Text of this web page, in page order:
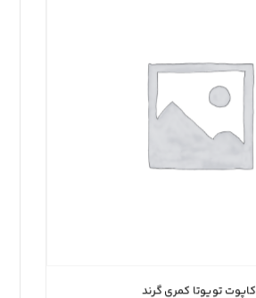
کاپوت تویوتا کمری گرند